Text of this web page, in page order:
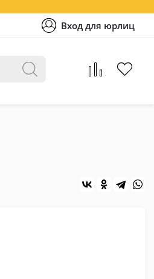
Вход для юрлиц